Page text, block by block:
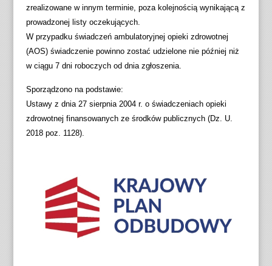
zrealizowane w innym terminie, poza kolejnością wynikającą z
prowadzonej listy oczekujących.
W przypadku świadczeń ambulatoryjnej opieki zdrowotnej
(AOS) świadczenie powinno zostać udzielone nie później niż
w ciągu 7 dni roboczych od dnia zgłoszenia.
Sporządzono na podstawie:
Ustawy z dnia 27 sierpnia 2004 r. o świadczeniach opieki
zdrowotnej finansowanych ze środków publicznych (Dz. U.
2018 poz. 1128).